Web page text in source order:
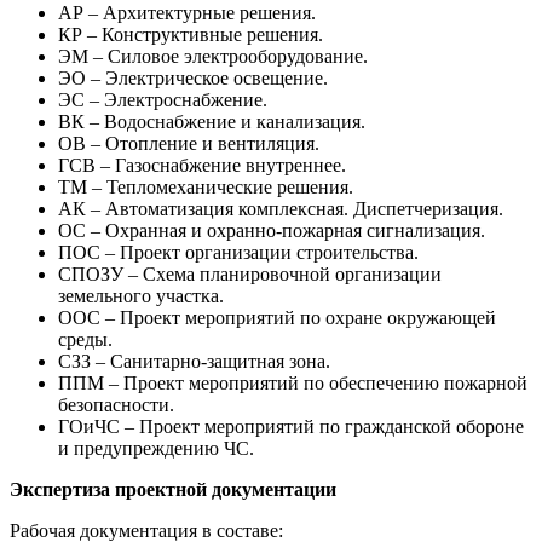
АР – Архитектурные решения.
КР – Конструктивные решения.
ЭМ – Силовое электрооборудование.
ЭО – Электрическое освещение.
ЭС – Электроснабжение.
ВК – Водоснабжение и канализация.
ОВ – Отопление и вентиляция.
ГСВ – Газоснабжение внутреннее.
ТМ – Тепломеханические решения.
АК – Автоматизация комплексная. Диспетчеризация.
ОС – Охранная и охранно-пожарная сигнализация.
ПОС – Проект организации строительства.
СПОЗУ – Схема планировочной организации
земельного участка.
ООС – Проект мероприятий по охране окружающей
среды.
СЗЗ – Санитарно-защитная зона.
ППМ – Проект мероприятий по обеспечению пожарной
безопасности.
ГОиЧС – Проект мероприятий по гражданской обороне
и предупреждению ЧС.
Экспертиза проектной документации
Рабочая документация в составе: